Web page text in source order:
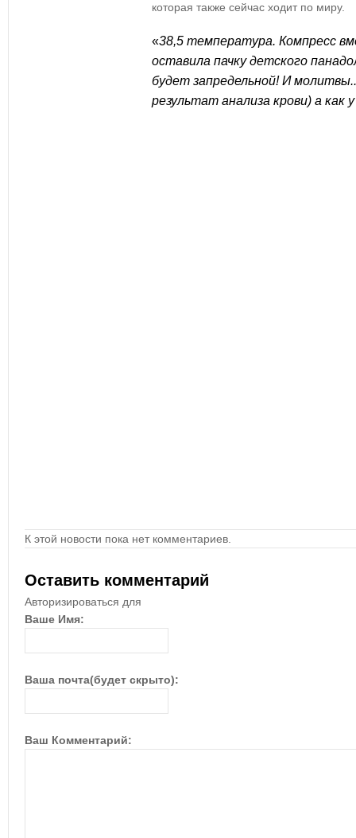
которая также сейчас ходит по миру.
«38,5 температура. Компресс
оставила пачку детского
будет запредельной! И
результат анализа крови) а как
К этой новости пока нет комментариев.
Оставить комментарий
Авторизироваться для
Ваше Имя:
Ваша почта(будет скрыто):
Ваш Комментарий: